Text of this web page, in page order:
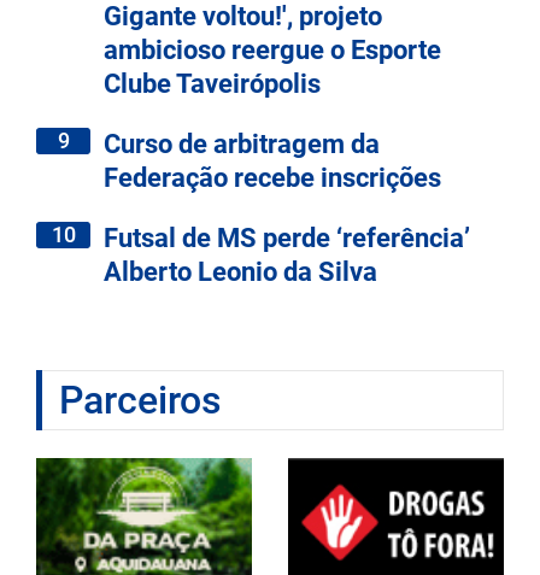
Gigante voltou!', projeto
ambicioso reergue o Esporte
Clube Taveirópolis
9
Curso de arbitragem da
Federação recebe inscrições
10
Futsal de MS perde ‘referência’
Alberto Leonio da Silva
Parceiros